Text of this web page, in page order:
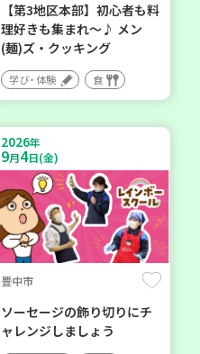
【第3地区本部】初心者も料
理好きも集まれ～♪ メン
(麺)ズ・クッキング
学び・体験 食
2026年
9月4日(金)
豊中市
ソーセージの飾り切りにチ
ャレンジしましょう